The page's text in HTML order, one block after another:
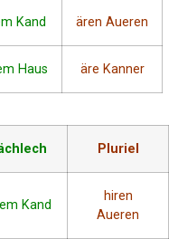
Kand ären Aueren
Haus äre Kanner
Pluriel
Kand
hiren
Aueren